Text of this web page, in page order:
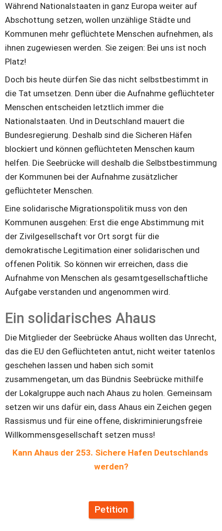
Während Nationalstaaten in ganz Europa weiter auf
Abschottung setzen, wollen unzählige Städte und
Kommunen mehr geflüchtete Menschen aufnehmen, als
ihnen zugewiesen werden. Sie zeigen: Bei uns ist noch
Platz!
Doch bis heute dürfen Sie das nicht selbstbestimmt in
die Tat umsetzen. Denn über die Aufnahme geflüchteter
Menschen entscheiden letztlich immer die
Nationalstaaten. Und in Deutschland mauert die
Bundesregierung. Deshalb sind die Sicheren Häfen
blockiert und können geflüchteten Menschen kaum
helfen. Die Seebrücke will deshalb die Selbstbestimmung
der Kommunen bei der Aufnahme zusätzlicher
geflüchteter Menschen.
Eine solidarische Migrationspolitik muss von den
Kommunen ausgehen: Erst die enge Abstimmung mit
der Zivilgesellschaft vor Ort sorgt für die
demokratische Legitimation einer solidarischen und
offenen Politik. So können wir erreichen, dass die
Aufnahme von Menschen als gesamtgesellschaftliche
Aufgabe verstanden und angenommen wird.
Ein solidarisches Ahaus
Die Mitglieder der Seebrücke Ahaus wollten das Unrecht,
das die EU den Geflüchteten antut, nicht weiter tatenlos
geschehen lassen und haben sich somit
zusammengetan, um das Bündnis Seebrücke mithilfe
der Lokalgruppe auch nach Ahaus zu holen. Gemeinsam
setzen wir uns dafür ein, dass Ahaus ein Zeichen gegen
Rassismus und für eine offene, diskriminierungsfreie
Willkommensgesellschaft setzen muss!
Kann Ahaus der 253. Sichere Hafen Deutschlands
werden?
Petition